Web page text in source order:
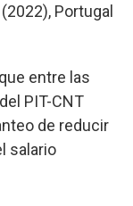
Portugal
entre las
PIT-CNT
de reducir
salario